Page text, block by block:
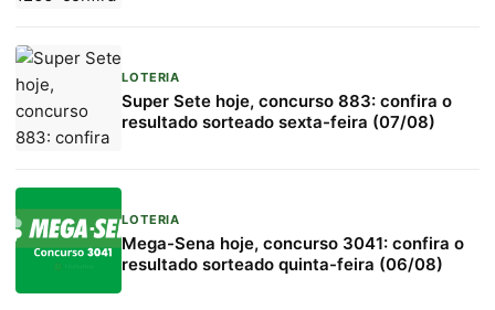
LOTERIA
Super Sete hoje, concurso 883: confira o
resultado sorteado sexta-feira (07/08)
LOTERIA
Mega-Sena hoje, concurso 3041: confira o
resultado sorteado quinta-feira (06/08)